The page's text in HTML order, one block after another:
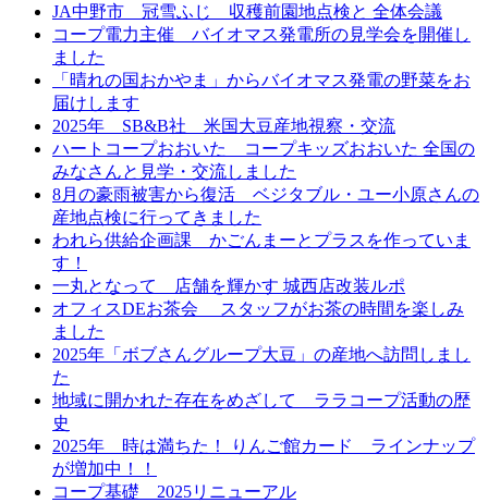
JA中野市 冠雪ふじ 収穫前園地点検と 全体会議
コープ電力主催 バイオマス発電所の見学会を開催し
ました
「晴れの国おかやま」からバイオマス発電の野菜をお
届けします
2025年 SB&B社 米国大豆産地視察・交流
ハートコープおおいた コープキッズおおいた 全国の
みなさんと見学・交流しました
8月の豪雨被害から復活 ベジタブル・ユー小原さんの
産地点検に行ってきました
われら供給企画課 かごんまーとプラスを作っていま
す！
一丸となって 店舗を輝かす 城西店改装ルポ
オフィスDEお茶会 スタッフがお茶の時間を楽しみ
ました
2025年「ボブさんグループ大豆」の産地へ訪問しまし
た
地域に開かれた存在をめざして ララコープ活動の歴
史
2025年 時は満ちた！ りんご館カード ラインナップ
が増加中！！
コープ基礎 2025リニューアル